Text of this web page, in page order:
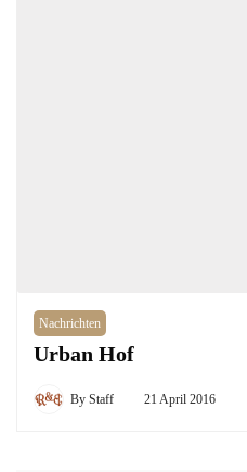
Nachrichten
Urban Hof
By Staff 21 April 2016